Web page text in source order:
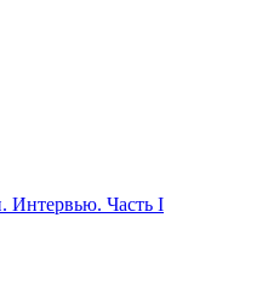
Интервью. Часть I